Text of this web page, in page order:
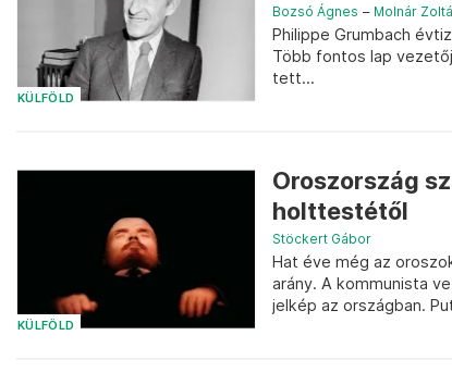
KÜLFÖLD
Bozsó Ágnes – Molnár
Philippe Grumbach
Több fontos lap
tett...
KÜLFÖLD
Oroszország
holttestétől
Stöckert Gábor
Hat éve még az
arány. A kommunista
jelkép az országban.